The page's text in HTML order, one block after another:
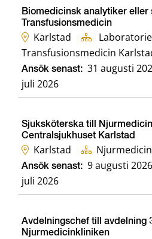
Biomedicinsk analytiker eller
Transfusionsmedicin
Karlstad
Transfusionsmedicin
Ansök senast: 31 augusti
juli 2026
Sjuksköterska till
Centralsjukhuset Karlstad
Karlstad
Ansök senast: 9 augusti 2026
juli 2026
Avdelningschef till avdelning
Njurmedicinkliniken